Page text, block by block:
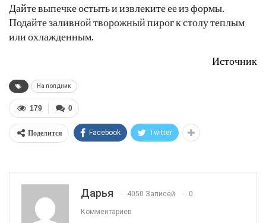
Дайте выпечке остыть и извлеките ее из формы.
Подайте заливной творожный пирог к столу теплым
или охлажденным.
Источник
На полдник
0
179
Поделится Facebook Twitter
Дарья 4050 Записей 0
Комментариев